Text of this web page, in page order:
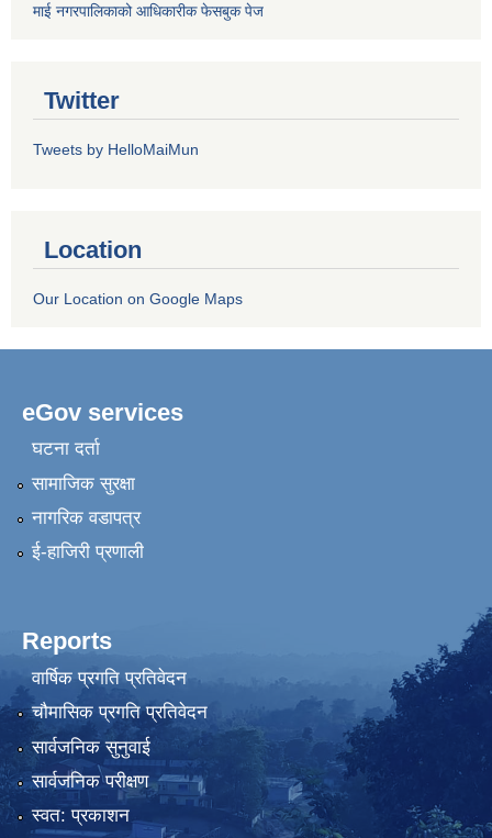
माई नगरपालिकाको आधिकारीक फेसबुक पेज
Twitter
Tweets by HelloMaiMun
Location
Our Location on Google Maps
eGov services
घटना दर्ता
सामाजिक सुरक्षा
नागरिक वडापत्र
ई-हाजिरी प्रणाली
Reports
वार्षिक प्रगति प्रतिवेदन
चौमासिक प्रगति प्रतिवेदन
सार्वजनिक सुनुवाई
सार्वजनिक परीक्षण
स्वत: प्रकाशन